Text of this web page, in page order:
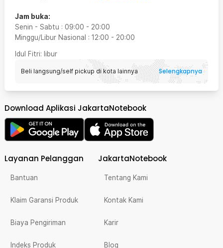
Jam buka:
Senin - Sabtu : 09:00 - 20:00
Minggu/Libur Nasional : 12:00 - 20:00
Idul Fitri: libur
Beli langsung/self pickup di kota lainnya Selengkapnya
Download Aplikasi JakartaNotebook
Layanan Pelanggan
Bantuan
Klaim Garansi Produk
Biaya Pengiriman
Indeks Produk
JakartaNotebook
Tentang Kami
Kontak Kami
Karir
Blog